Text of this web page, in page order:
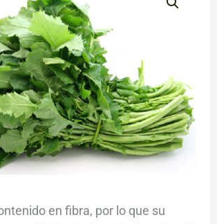
en fibra, por lo que su